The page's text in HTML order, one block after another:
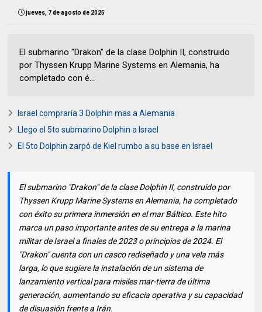
jueves, 7 de agosto de 2025
El submarino "Drakon" de la clase Dolphin II, construido
por Thyssen Krupp Marine Systems en Alemania, ha
completado con é...
Israel compraría 3 Dolphin mas a Alemania
Llego el 5to submarino Dolphin a Israel
El 5to Dolphin zarpó de Kiel rumbo a su base en Israel
El submarino "Drakon" de la clase Dolphin II, construido por
Thyssen Krupp Marine Systems en Alemania, ha completado
con éxito su primera inmersión en el mar Báltico. Este hito
marca un paso importante antes de su entrega a la marina
militar de Israel a finales de 2023 o principios de 2024. El
"Drakon" cuenta con un casco rediseñado y una vela más
larga, lo que sugiere la instalación de un sistema de
lanzamiento vertical para misiles mar-tierra de última
generación, aumentando su eficacia operativa y su capacidad
de disuasión frente a Irán.